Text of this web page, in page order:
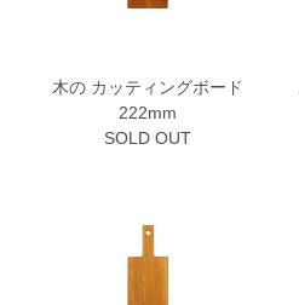
木の カッティングボード
222mm
SOLD OUT